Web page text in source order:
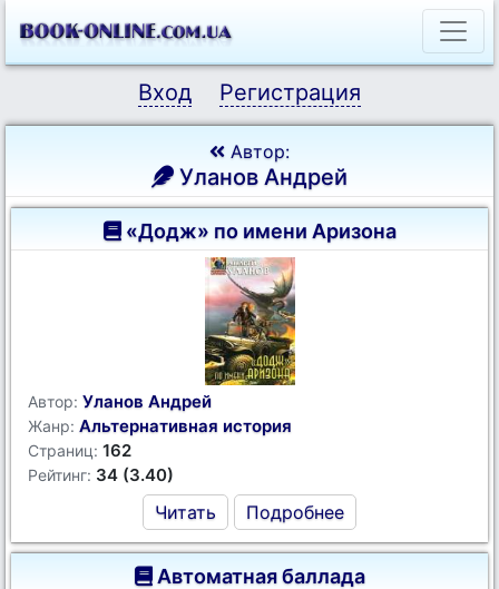
Вход Регистрация
Автор:
Уланов Андрей
«Додж» по имени Аризона
Автор: Уланов Андрей
Жанр: Альтернативная история
Страниц: 162
Рейтинг: 34 (3.40)
Читать Подробнее
Автоматная баллада